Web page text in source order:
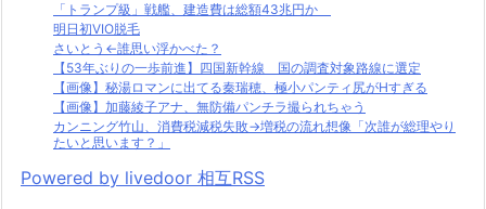
「トランプ級」戦艦、建造費は総額43兆円か
明日初VIO脱毛
さいとう←誰思い浮かべた？
【53年ぶりの一歩前進】四国新幹線 国の調査対象路線に選定
【画像】秘湯ロマンに出てる秦瑞穂、極小パンティ尻がHすぎる
【画像】加藤綾子アナ、無防備パンチラ撮られちゃう
カンニング竹山、消費税減税失敗→増税の流れ想像「次誰が総理やり
たいと思います？」
Powered by livedoor 相互RSS